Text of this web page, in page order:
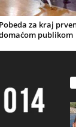
Pobeda za kraj
publikom